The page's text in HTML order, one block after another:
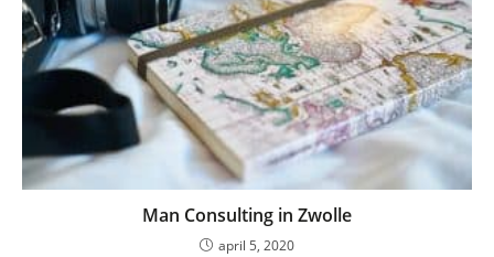
Man Consulting in Zwolle
april 5, 2020